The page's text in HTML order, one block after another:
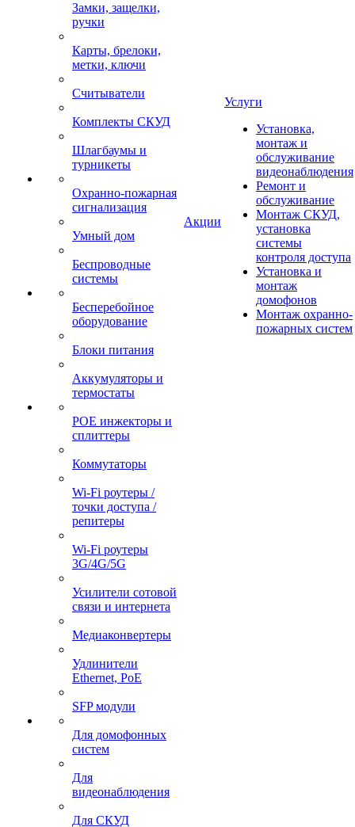
Замки, защелки,
ручки
Карты, брелоки,
метки, ключи
Считыватели
Комплекты СКУД
Шлагбаумы и
турникеты
Охранно-пожарная
сигнализация
Умный дом
Беспроводные
системы
Бесперебойное
оборудование
Блоки питания
Аккумуляторы и
термостаты
POE инжекторы и
сплиттеры
Коммутаторы
Wi-Fi роутеры /
точки доступа /
репитеры
Wi-Fi роутеры
3G/4G/5G
Усилители сотовой
связи и интернета
Медиаконвертеры
Удлинители
Ethernet, PoE
SFP модули
Для домофонных
систем
Для
видеонаблюдения
Для СКУД
Акции
Услуги
Установка,
монтаж и
обслуживание
видеонаблюдения
Ремонт и
обслуживание
Монтаж СКУД,
установка
системы
контроля доступа
Установка и
монтаж
домофонов
Монтаж охранно-
пожарных систем